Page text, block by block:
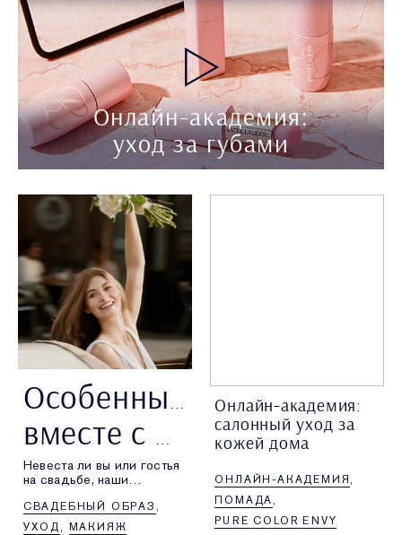
Онлайн-академия:
уход за губами
вместе с Estée Lauder
Невеста ли вы или гостья
на свадьбе, наши
сделать этот день
особенным.
СВАДЕБНЫЙ ОБРАЗ
УХОД
МАКИЯЖ
Онлайн-академия:
салонный уход за
кожей дома
менеджер Estée Lauder,
подробно рассказывает
про то, как обеспечить
себе салонный уход
ОНЛАЙН-АКАДЕМИЯ
ПОМАДА
PURE COLOR ENVY